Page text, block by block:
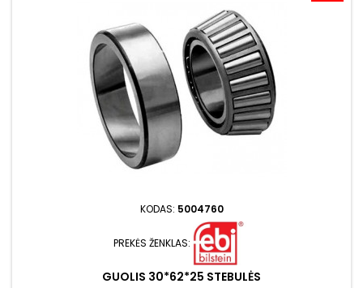
KODAS: 5004760
PREKĖS ŽENKLAS:
GUOLIS 30*62*25 STEBULĖS